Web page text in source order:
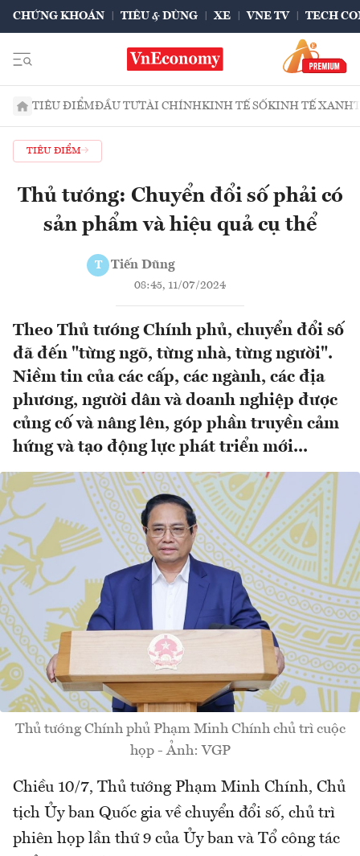
CHỨNG KHOÁN TIÊU & DÙNG XE VNE TV TECH
TIÊU ĐIỂMĐẦU TƯTÀI CHÍNHKINH TẾ SỐKINH TẾ XANH
TIÊU ĐIỂM
Thủ tướng: Chuyển đổi số phải có
sản phẩm và hiệu quả cụ thể
T Tiến Dũng
08:45, 11/07/2024
Theo Thủ tướng Chính phủ, chuyển đổi số
đã đến "từng ngõ, từng nhà, từng người".
Niềm tin của các cấp, các ngành, các địa
phương, người dân và doanh nghiệp được
củng cố và nâng lên, góp phần truyền cảm
hứng và tạo động lực phát triển mới...
Thủ tướng Chính phủ Phạm Minh Chính chủ trì cuộc
họp - Ảnh: VGP
Chiều 10/7, Thủ tướng Phạm Minh Chính, Chủ
tịch Ủy ban Quốc gia về chuyển đổi số, chủ trì
phiên họp lần thứ 9 của Ủy ban và Tổ công tác